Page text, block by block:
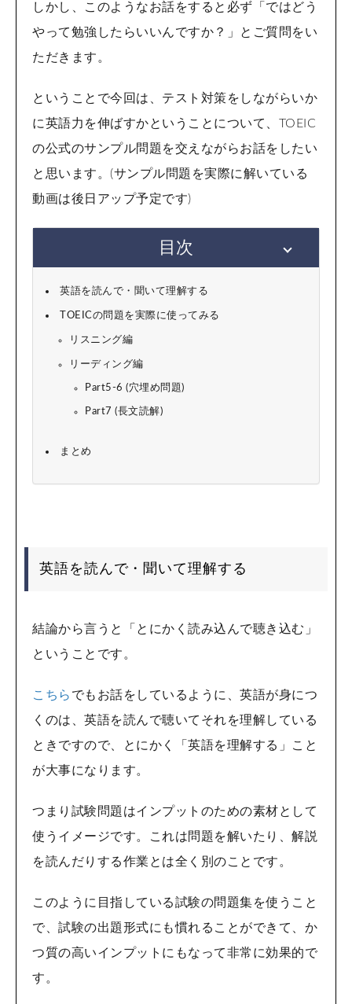
しかし、このようなお話をすると必ず「ではどう
やって勉強したらいいんですか？」とご質問をい
ただきます。
ということで今回は、テスト対策をしながらいか
に英語力を伸ばすかということについて、TOEIC
の公式のサンプル問題を交えながらお話をしたい
と思います。(サンプル問題を実際に解いている
動画は後日アップ予定です)
目次
英語を読んで・聞いて理解する
TOEICの問題を実際に使ってみる
リスニング編
リーディング編
Part5-6 (穴埋め問題)
Part7 (長文読解)
まとめ
英語を読んで・聞いて理解する
結論から言うと「とにかく読み込んで聴き込む」
ということです。
こちら でもお話をしているように、英語が身につ
くのは、英語を読んで聴いてそれを理解している
ときですので、とにかく「英語を理解する」こと
が大事になります。
つまり試験問題はインプットのための素材として
使うイメージです。これは問題を解いたり、解説
を読んだりする作業とは全く別のことです。
このように目指している試験の問題集を使うこと
で、試験の出題形式にも慣れることができて、か
つ質の高いインプットにもなって非常に効果的で
す。